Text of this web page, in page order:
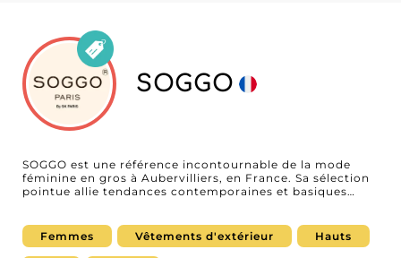
SOGGO
SOGGO est une référence incontournable de la mode
féminine en gros à Aubervilliers, en France. Sa sélection
pointue allie tendances contemporaines et basiques
élégants aux pièces polyvalentes du quotidien, les
collections SOGGO sont conçues pour donner à votre
Femmes Vêtements d'extérieur Hauts